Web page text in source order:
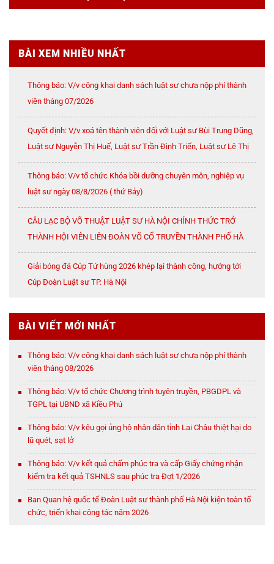
BÀI XEM NHIỀU NHẤT
Thông báo: V/v công khai danh sách luật sư chưa nộp phí thành
viên tháng 07/2026
Quyết định: V/v xoá tên thành viên đối với Luật sư Bùi Trung Dũng,
Luật sư Nguyễn Thị Huế, Luật sư Trần Đình Triển, Luật sư Lê Thị
Oanh
Thông báo: V/v tổ chức Khóa bồi dưỡng chuyên môn, nghiệp vụ
luật sư ngày 08/8/2026 ( thứ Bảy)
CÂU LẠC BỘ VÕ THUẬT LUẬT SƯ HÀ NỘI CHÍNH THỨC TRỞ
THÀNH HỘI VIÊN LIÊN ĐOÀN VÕ CỔ TRUYỀN THÀNH PHỐ HÀ
NỘI
Giải bóng đá Cúp Tứ hùng 2026 khép lại thành công, hướng tới
Cúp Đoàn Luật sư TP. Hà Nội
BÀI VIẾT MỚI NHẤT
Thông báo: V/v công khai danh sách luật sư chưa nộp phí thành
viên tháng 08/2026
Thông báo: V/v tổ chức Chương trình tuyên truyền, PBGDPL và
TGPL tại UBND xã Kiều Phú
Thông báo: V/v kêu gọi ủng hộ nhân dân tỉnh Lai Châu thiệt hại do
lũ quét, sạt lở
Thông báo: V/v kết quả chấm phúc tra và cấp Giấy chứng nhận
kiểm tra kết quả TSHNLS sau phúc tra Đợt 1/2026
Ban Quan hệ quốc tế Đoàn Luật sư thành phố Hà Nội kiện toàn tổ
chức, triển khai công tác năm 2026